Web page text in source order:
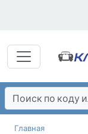
Главная